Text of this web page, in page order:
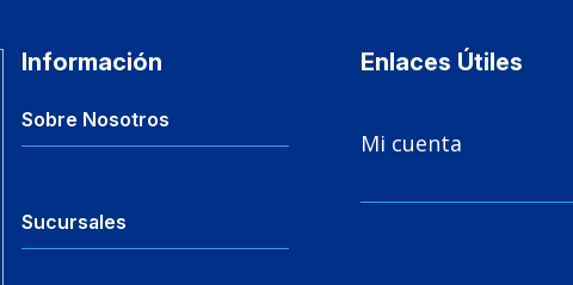
Información
Sobre Nosotros
Sucursales
Enlaces Útiles
Mi cuenta